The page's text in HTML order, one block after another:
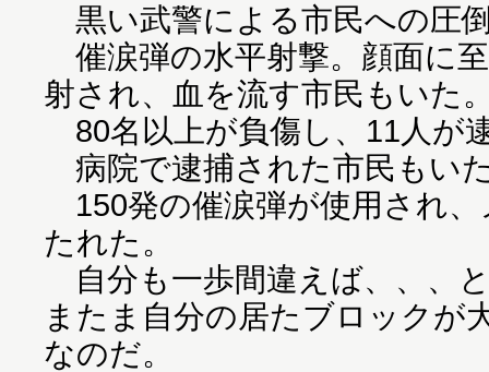
黒い武警による市民への圧
催涙弾の水平射撃。顔面に
射され、血を流す市民もいた
80名以上が負傷し、11人が
病院で逮捕された市民もい
150発の催涙弾が使用され
たれた。
自分も一歩間違えば、、、
またま自分の居たブロックが
なのだ。